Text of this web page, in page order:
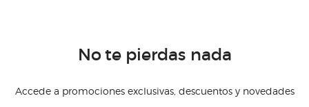
No te pierdas nada
Accede a promociones exclusivas, descuentos y novedades